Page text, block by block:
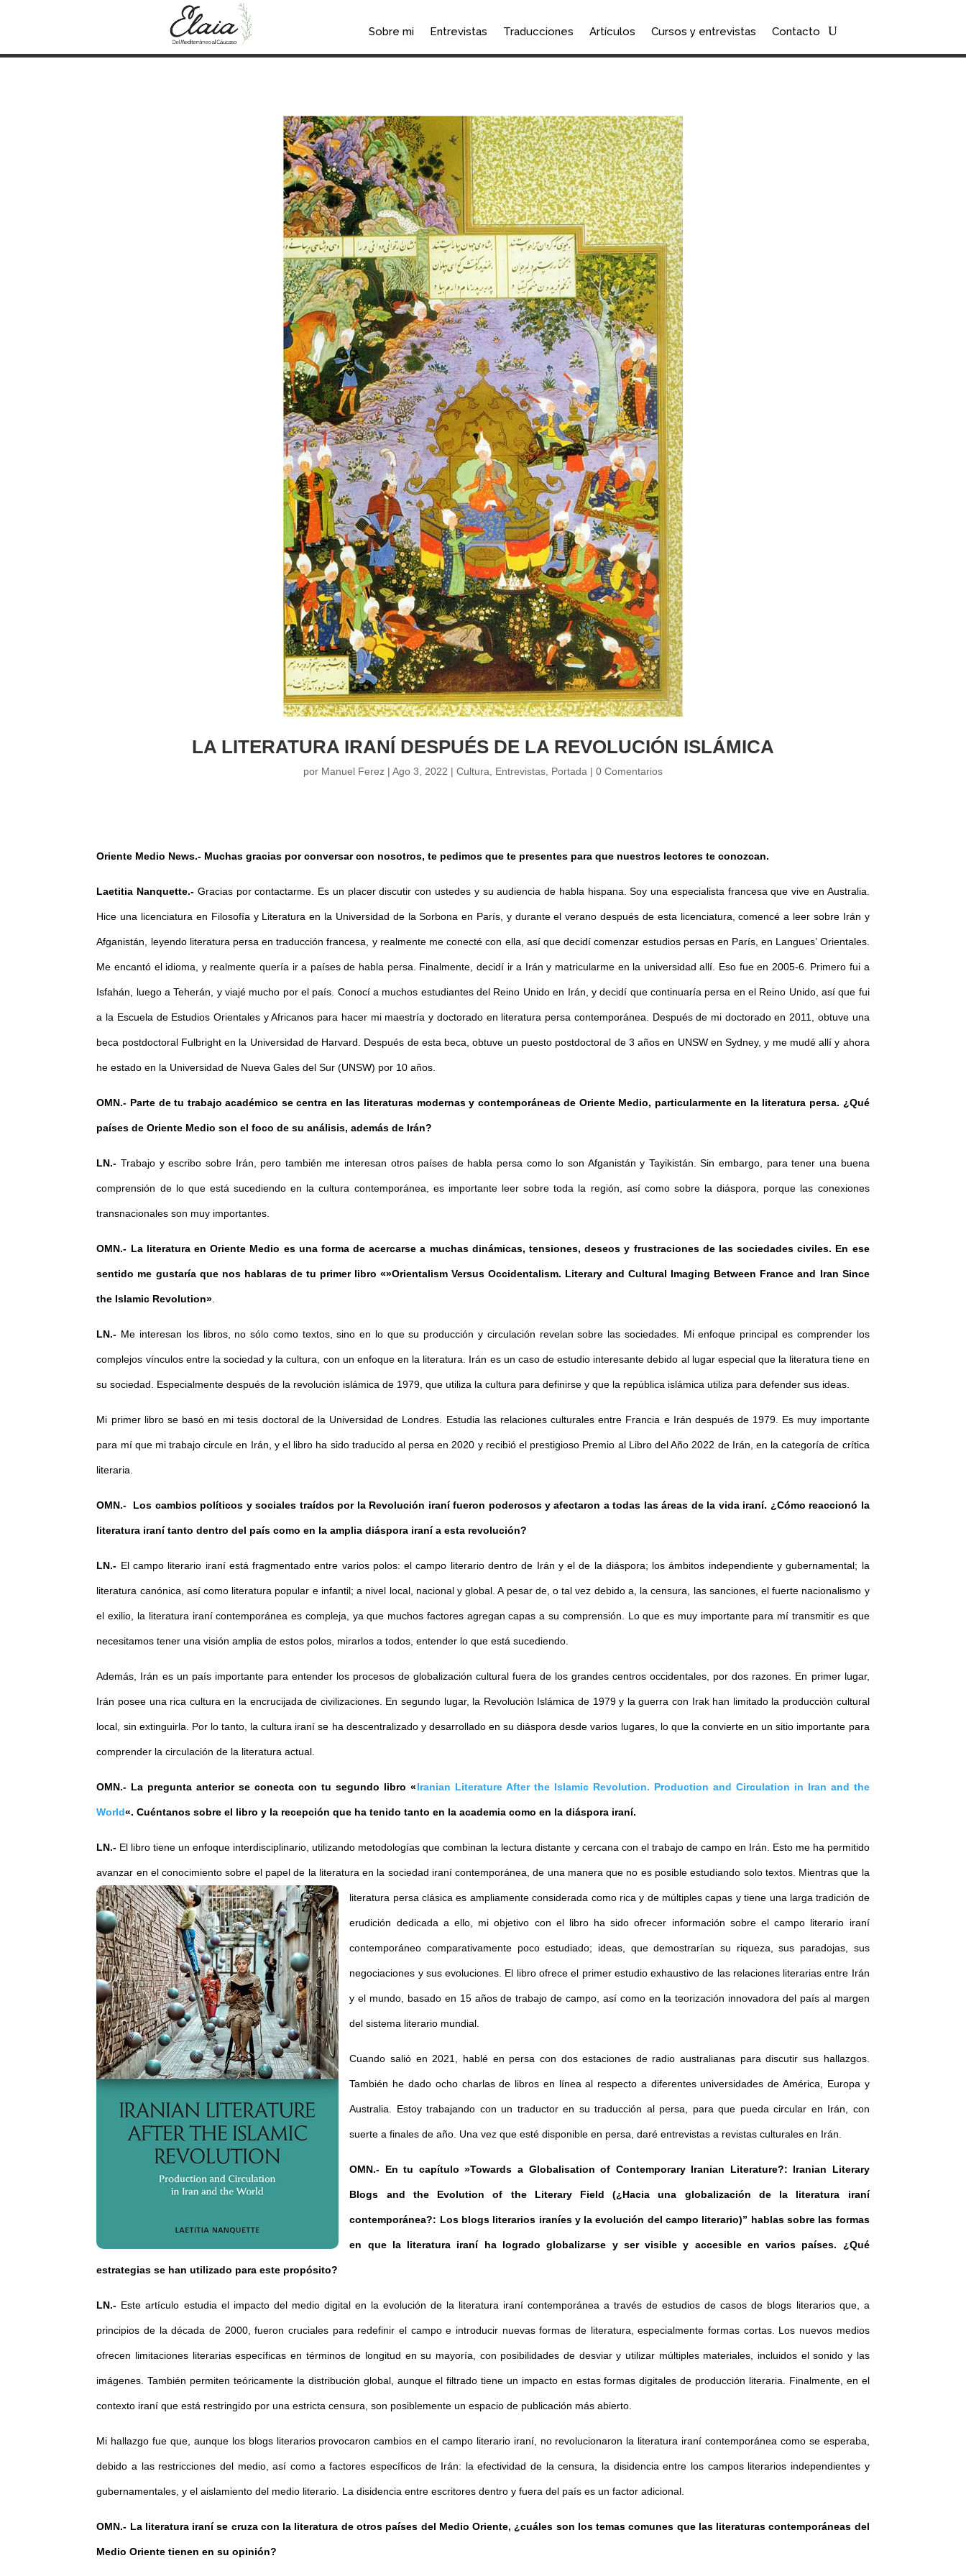
Sobre mi Entrevistas Traducciones Artículos Cursos y entrevistas Contacto
LA LITERATURA IRANÍ DESPUÉS DE LA REVOLUCIÓN ISLÁMICA
por Manuel Ferez | Ago 3, 2022 | Cultura, Entrevistas, Portada | 0 Comentarios
Oriente Medio News.- Muchas gracias por conversar con nosotros, te pedimos que te presentes para que nuestros lectores te conozcan.
Laetitia Nanquette.- Gracias por contactarme. Es un placer discutir con ustedes y su audiencia de habla hispana. Soy una especialista francesa que vive en Australia.
Hice una licenciatura en Filosofía y Literatura en la Universidad de la Sorbona en París, y durante el verano después de esta licenciatura, comencé a leer sobre Irán y
Afganistán, leyendo literatura persa en traducción francesa, y realmente me conecté con ella, así que decidí comenzar estudios persas en París, en Langues’ Orientales.
Me encantó el idioma, y realmente quería ir a países de habla persa. Finalmente, decidí ir a Irán y matricularme en la universidad allí. Eso fue en 2005-6. Primero fui a
Isfahán, luego a Teherán, y viajé mucho por el país. Conocí a muchos estudiantes del Reino Unido en Irán, y decidí que continuaría persa en el Reino Unido, así que fui
a la Escuela de Estudios Orientales y Africanos para hacer mi maestría y doctorado en literatura persa contemporánea. Después de mi doctorado en 2011, obtuve una
beca postdoctoral Fulbright en la Universidad de Harvard. Después de esta beca, obtuve un puesto postdoctoral de 3 años en UNSW en Sydney, y me mudé allí y ahora
he estado en la Universidad de Nueva Gales del Sur (UNSW) por 10 años.
OMN.- Parte de tu trabajo académico se centra en las literaturas modernas y contemporáneas de Oriente Medio, particularmente en la literatura persa. ¿Qué
países de Oriente Medio son el foco de su análisis, además de Irán?
LN.- Trabajo y escribo sobre Irán, pero también me interesan otros países de habla persa como lo son Afganistán y Tayikistán. Sin embargo, para tener una buena
comprensión de lo que está sucediendo en la cultura contemporánea, es importante leer sobre toda la región, así como sobre la diáspora, porque las conexiones
transnacionales son muy importantes.
OMN.- La literatura en Oriente Medio es una forma de acercarse a muchas dinámicas, tensiones, deseos y frustraciones de las sociedades civiles. En ese
sentido me gustaría que nos hablaras de tu primer libro «»Orientalism Versus Occidentalism. Literary and Cultural Imaging Between France and Iran Since
the Islamic Revolution»
LN.- Me interesan los libros, no sólo como textos, sino en lo que su producción y circulación revelan sobre las sociedades. Mi enfoque principal es comprender los
complejos vínculos entre la sociedad y la cultura, con un enfoque en la literatura. Irán es un caso de estudio interesante debido al lugar especial que la literatura tiene en
su sociedad. Especialmente después de la revolución islámica de 1979, que utiliza la cultura para definirse y que la república islámica utiliza para defender sus ideas.
Mi primer libro se basó en mi tesis doctoral de la Universidad de Londres. Estudia las relaciones culturales entre Francia e Irán después de 1979. Es muy importante
para mí que mi trabajo circule en Irán, y el libro ha sido traducido al persa en 2020 y recibió el prestigioso Premio al Libro del Año 2022 de Irán, en la categoría de crítica
literaria.
OMN.- Los cambios políticos y sociales traídos por la Revolución iraní fueron poderosos y afectaron a todas las áreas de la vida iraní. ¿Cómo reaccionó la
literatura iraní tanto dentro del país como en la amplia diáspora iraní a esta revolución?
LN.- El campo literario iraní está fragmentado entre varios polos: el campo literario dentro de Irán y el de la diáspora; los ámbitos independiente y gubernamental; la
literatura canónica, así como literatura popular e infantil; a nivel local, nacional y global. A pesar de, o tal vez debido a, la censura, las sanciones, el fuerte nacionalismo y
el exilio, la literatura iraní contemporánea es compleja, ya que muchos factores agregan capas a su comprensión. Lo que es muy importante para mí transmitir es que
necesitamos tener una visión amplia de estos polos, mirarlos a todos, entender lo que está sucediendo.
Además, Irán es un país importante para entender los procesos de globalización cultural fuera de los grandes centros occidentales, por dos razones. En primer lugar,
Irán posee una rica cultura en la encrucijada de civilizaciones. En segundo lugar, la Revolución Islámica de 1979 y la guerra con Irak han limitado la producción cultural
local, sin extinguirla. Por lo tanto, la cultura iraní se ha descentralizado y desarrollado en su diáspora desde varios lugares, lo que la convierte en un sitio importante para
comprender la circulación de la literatura actual.
OMN.- La pregunta anterior se conecta con tu segundo libro «Iranian Literature After the Islamic Revolution. Production and Circulation in Iran and the
World«. Cuéntanos sobre el libro y la recepción que ha tenido tanto en la academia como en la diáspora iraní.
LN.- El libro tiene un enfoque interdisciplinario, utilizando metodologías que combinan la lectura distante y cercana con el trabajo de campo en Irán. Esto me ha permitido
avanzar en el conocimiento sobre el papel de la literatura en la sociedad iraní contemporánea, de una manera que no es posible estudiando solo textos. Mientras que la
literatura persa clásica es ampliamente considerada como rica y de múltiples capas y tiene una larga tradición de
erudición dedicada a ello, mi objetivo con el libro ha sido ofrecer información sobre el campo literario iraní
contemporáneo comparativamente poco estudiado; ideas, que demostrarían su riqueza, sus paradojas, sus
negociaciones y sus evoluciones. El libro ofrece el primer estudio exhaustivo de las relaciones literarias entre Irán
y el mundo, basado en 15 años de trabajo de campo, así como en la teorización innovadora del país al margen
del sistema literario mundial.
Cuando salió en 2021, hablé en persa con dos estaciones de radio australianas para discutir sus hallazgos.
También he dado ocho charlas de libros en línea al respecto a diferentes universidades de América, Europa y
Australia. Estoy trabajando con un traductor en su traducción al persa, para que pueda circular en Irán, con
suerte a finales de año. Una vez que esté disponible en persa, daré entrevistas a revistas culturales en Irán.
OMN.- En tu capítulo »Towards a Globalisation of Contemporary Iranian Literature?: Iranian Literary
Blogs and the Evolution of the Literary Field (¿Hacia una globalización de la literatura iraní
contemporánea?: Los blogs literarios iraníes y la evolución del campo literario)” hablas sobre las formas
en que la literatura iraní ha logrado globalizarse y ser visible y accesible en varios países. ¿Qué
estrategias se han utilizado para este propósito?
LN.- Este artículo estudia el impacto del medio digital en la evolución de la literatura iraní contemporánea a través de estudios de casos de blogs literarios que, a
principios de la década de 2000, fueron cruciales para redefinir el campo e introducir nuevas formas de literatura, especialmente formas cortas. Los nuevos medios
ofrecen limitaciones literarias específicas en términos de longitud en su mayoría, con posibilidades de desviar y utilizar múltiples materiales, incluidos el sonido y las
imágenes. También permiten teóricamente la distribución global, aunque el filtrado tiene un impacto en estas formas digitales de producción literaria. Finalmente, en el
contexto iraní que está restringido por una estricta censura, son posiblemente un espacio de publicación más abierto.
Mi hallazgo fue que, aunque los blogs literarios provocaron cambios en el campo literario iraní, no revolucionaron la literatura iraní contemporánea como se esperaba,
debido a las restricciones del medio, así como a factores específicos de Irán: la efectividad de la censura, la disidencia entre los campos literarios independientes y
gubernamentales, y el aislamiento del medio literario. La disidencia entre escritores dentro y fuera del país es un factor adicional.
OMN.- La literatura iraní se cruza con la literatura de otros países del Medio Oriente, ¿cuáles son los temas comunes que las literaturas contemporáneas del
Medio Oriente tienen en su opinión?